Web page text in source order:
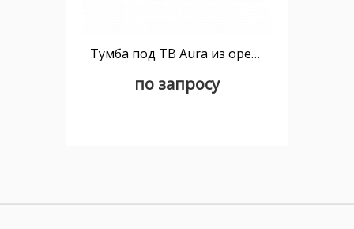
Тумба под ТВ Aura из орехового дерева
по запросу